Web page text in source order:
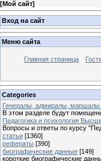
[Мой сайт]
Вход на сайт
Меню сайта
Главная страница
Categories
Генералы, адмиралы, маршалы
В этом разделе будут
Педагогика и психология
Вопросы и ответы по курсу
статьи [1360]
рефераты [390]
биографические данные [149]
короткие биографические